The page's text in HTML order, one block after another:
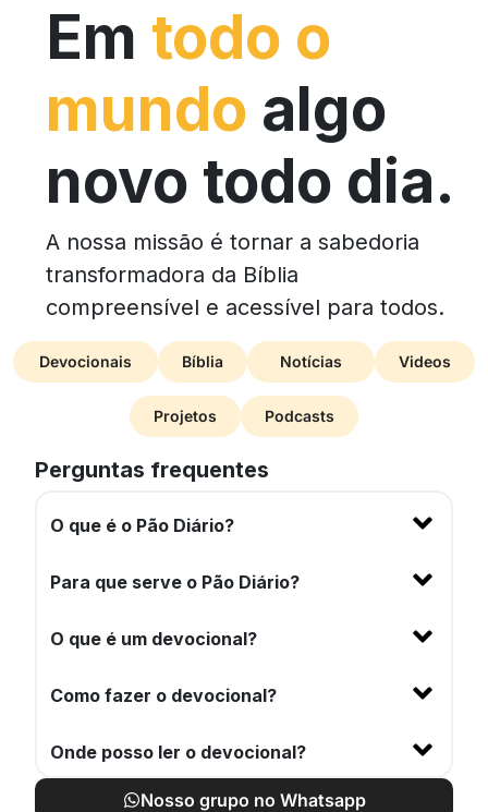
Em todo o
mundo algo
novo todo dia.
A nossa missão é tornar a sabedoria
transformadora da Bíblia
compreensível e acessível para todos.
Devocionais Bíblia Notícias Videos
Projetos Podcasts
Perguntas frequentes
O que é o Pão Diário?
Para que serve o Pão Diário?
O que é um devocional?
Como fazer o devocional?
Onde posso ler o devocional?
Nosso grupo no Whatsapp